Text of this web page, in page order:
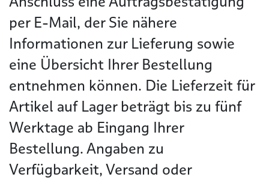
per E-Mail, der Sie nähere
Informationen zur Lieferung sowie
eine Übersicht Ihrer Bestellung
entnehmen können. Die Lieferzeit für
Artikel auf Lager beträgt bis zu fünf
Werktage ab Eingang Ihrer
Bestellung. Angaben zu
Verfügbarkeit, Versand oder